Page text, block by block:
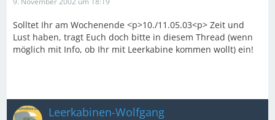
Solltet Ihr am Wochenende <p>10./11.05.03<p> Zeit und
Lust haben, tragt Euch doch bitte in diesem Thread (wenn
möglich mit Info, ob Ihr mit Leerkabine kommen wollt) ein!
Leerkabinen-Wolfgang